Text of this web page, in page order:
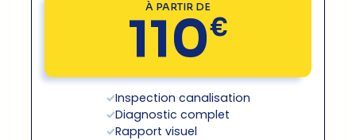
À PARTIR DE
110€
Inspection canalisation
Diagnostic complet
Rapport visuel